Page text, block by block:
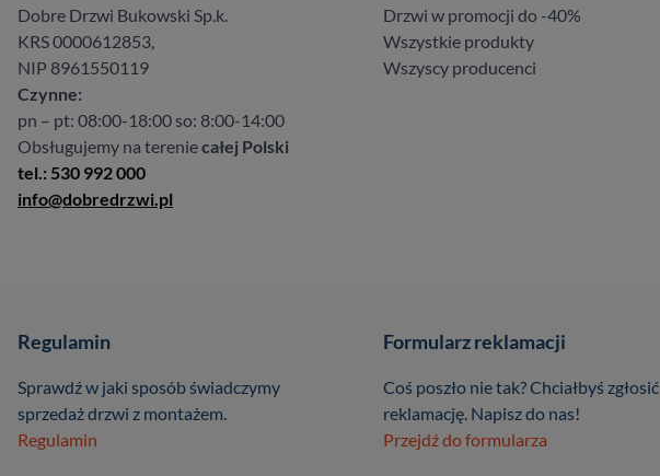
Dobre Drzwi Bukowski Sp.k.
KRS 0000612853,
NIP 8961550119
Czynne:
pn – pt: 08:00-18:00 so: 8:00-14:00
Obsługujemy na tereniecałej Polski
tel.: 530 992 000
info@dobredrzwi.pl
Drzwi w promocji do -40%
Wszystkie produkty
Wszyscy producenci
Regulamin
Sprawdź w jaki sposób świadczymy
sprzedaż drzwi z montażem.
Regulamin
Formularz reklamacji
Coś poszło nie tak? Chciałbyś zgłosić
reklamację. Napisz do nas!
Przejdź do formularza